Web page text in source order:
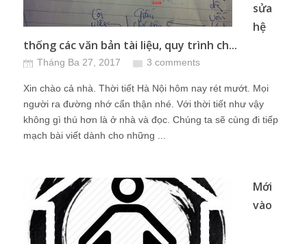
sửa
hệ
thống các văn bản tài liệu, quy trình ch...
Tháng Ba 27, 2017 3 comments
Xin chào cả nhà. Thời tiết Hà Nội hôm nay rét mướt. Mọi
người ra đường nhớ cẩn thận nhé. Với thời tiết như vậy
không gì thú hơn là ở nhà và đọc. Chúng ta sẽ cùng đi tiếp
mạch bài viết dành cho những ...
Mới
vào